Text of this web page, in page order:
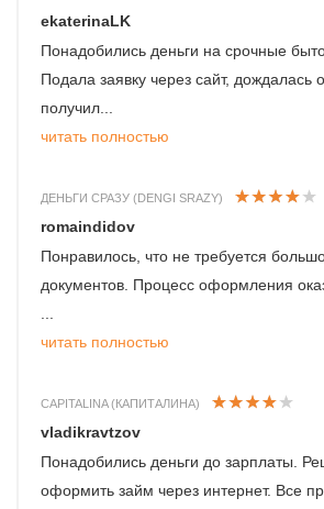
ekaterinaLK
Понадобились деньги на срочные
Подала заявку через сайт, дождалась
получил...
читать полностью
ДЕНЬГИ СРАЗУ (DENGI SRAZY)
romaindidov
Понравилось, что не требуется
документов. Процесс оформления
читать полностью
CAPITALINA (КАПИТАЛИНА)
vladikravtzov
Понадобились деньги до зарплаты.
оформить займ через интернет. Все